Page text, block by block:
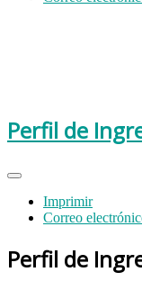
Perfil de
Imprimir
Correo
Perfil de